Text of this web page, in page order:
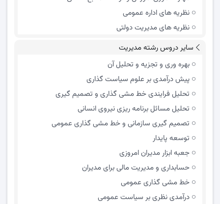
نظریه های اداره عمومی
نظریه های مدیریت دولتی
سایر دروس رشته مدیریت
بهره وری و تجزیه و تحلیل آن
پیش درآمدی بر علوم سیاست گذاری
تحلیل فرایندی خط مشی گذاری و تصمیم گیری
تحلیل مسائل برنامه ریزی نیروی انسانی
تصمیم گیری سازمانی و خط مشی گذاری عمومی
توسعه پایدار
جعبه ابزار مدیران امروزی
حسابداری و مدیریت مالی برای مدیران
خط مشی گذاری عمومی
درآمدی نظری بر سیاست عمومی